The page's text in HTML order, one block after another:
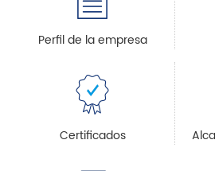
Perfil de la empresa
Certificados